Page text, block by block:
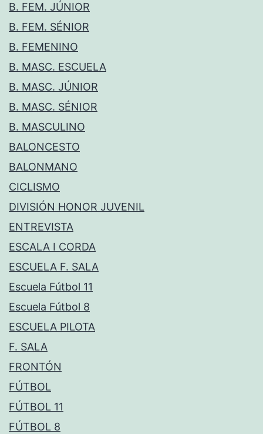
B. FEM. JÚNIOR
B. FEM. SÉNIOR
B. FEMENINO
B. MASC. ESCUELA
B. MASC. JÚNIOR
B. MASC. SÉNIOR
B. MASCULINO
BALONCESTO
BALONMANO
CICLISMO
DIVISIÓN HONOR JUVENIL
ENTREVISTA
ESCALA I CORDA
ESCUELA F. SALA
Escuela Fútbol 11
Escuela Fútbol 8
ESCUELA PILOTA
F. SALA
FRONTÓN
FÚTBOL
FÚTBOL 11
FÚTBOL 8